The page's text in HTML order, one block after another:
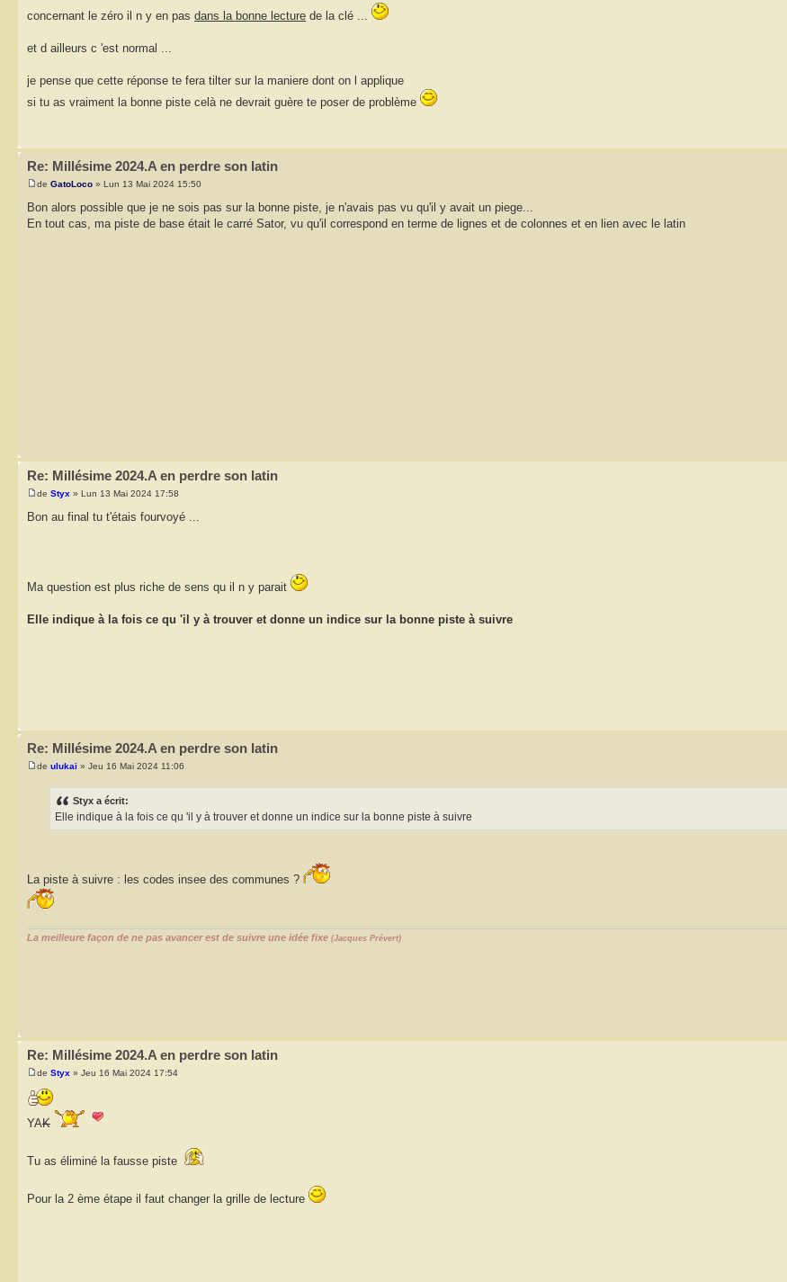
concernant le zéro il n y en pas dans la bonne lecture de la clé ...
et d ailleurs c 'est normal ...
je pense que cette réponse te fera tilter sur la maniere dont on l applique
si tu as vraiment la bonne piste celà ne devrait guère te poser de problème
Re: Millésime 2024.A en perdre son latin
de GatoLoco » Lun 13 Mai 2024 15:50
Bon alors possible que je ne sois pas sur la bonne piste, je n'avais pas vu qu'il y avait un piege...
En tout cas, ma piste de base était le carré Sator, vu qu'il correspond en terme de lignes et de colonnes et en lien avec le latin
Re: Millésime 2024.A en perdre son latin
de Styx » Lun 13 Mai 2024 17:58
Bon au final tu t'étais fourvoyé ...
Ma question est plus riche de sens qu il n y parait
Elle indique à la fois ce qu 'il y à trouver et donne un indice sur la bonne piste à suivre
Re: Millésime 2024.A en perdre son latin
de ulukai » Jeu 16 Mai 2024 11:06
Styx a écrit:
Elle indique à la fois ce qu 'il y à trouver et donne un indice sur la bonne piste à suivre
La piste à suivre : les codes insee des communes ?
La meilleure façon de ne pas avancer est de suivre une idée fixe (Jacques Prévert)
Re: Millésime 2024.A en perdre son latin
de Styx » Jeu 16 Mai 2024 17:54
YAK
Tu as éliminé la fausse piste
Pour la 2 ème étape il faut changer la grille de lecture